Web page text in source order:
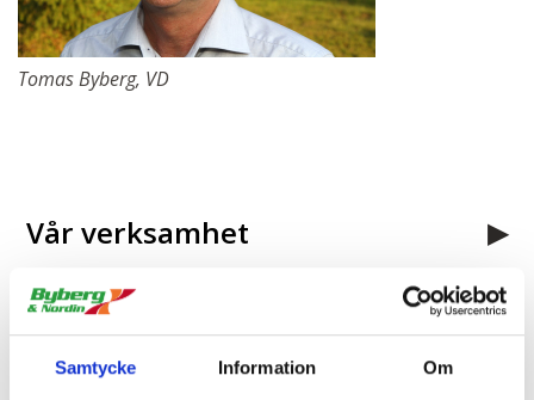
Samtycke Information Om
Tomas Byberg, VD
Vår verksamhet
Våra Umeåbolag